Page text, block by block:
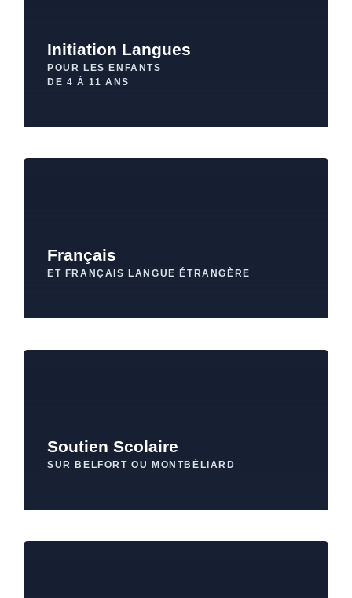
Initiation Langues
POUR LES ENFANTS
DE 4 À 11 ANS
Français
ET FRANÇAIS LANGUE ÉTRANGÈRE
Soutien Scolaire
SUR BELFORT OU MONTBÉLIARD